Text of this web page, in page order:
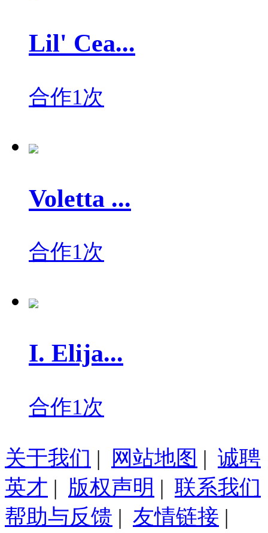
Lil' Cea...
合作1次
Voletta ...
合作1次
I. Elija...
合作1次
关于我们 | 网站地图 | 诚聘
英才 | 版权声明 | 联系我们
帮助与反馈 | 友情链接 |